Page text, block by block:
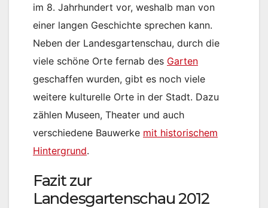
im 8. Jahrhundert vor, weshalb man von
einer langen Geschichte sprechen kann.
Neben der Landesgartenschau, durch die
viele schöne Orte fernab des Garten
geschaffen wurden, gibt es noch viele
weitere kulturelle Orte in der Stadt. Dazu
zählen Museen, Theater und auch
verschiedene Bauwerke mit historischem
Hintergrund.
Fazit zur
Landesgartenschau 2012